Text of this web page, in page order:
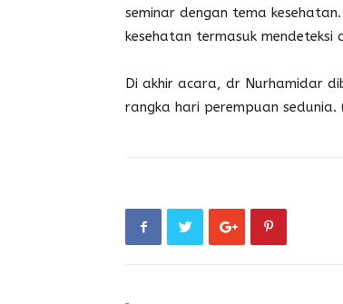
seminar dengan tema
kesehatan termasuk mendeteksi
Di akhir acara, dr Nurhamidar
rangka hari perempuan sedunia.